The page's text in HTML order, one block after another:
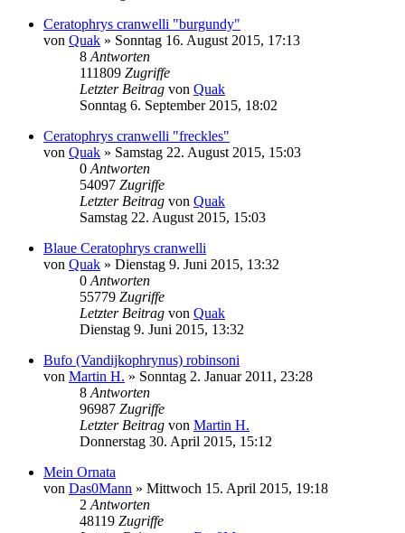
Ceratophrys cranwelli "burgundy"
von Quak » Sonntag 16. August 2015, 17:13
8 Antworten
111809 Zugriffe
Letzter Beitrag von Quak
Sonntag 6. September 2015, 18:02
Ceratophrys cranwelli "freckles"
von Quak » Samstag 22. August 2015, 15:03
0 Antworten
54097 Zugriffe
Letzter Beitrag von Quak
Samstag 22. August 2015, 15:03
Blaue Ceratophrys cranwelli
von Quak » Dienstag 9. Juni 2015, 13:32
0 Antworten
55779 Zugriffe
Letzter Beitrag von Quak
Dienstag 9. Juni 2015, 13:32
Bufo (Vandijkophrynus) robinsoni
von Martin H. » Sonntag 2. Januar 2011, 23:28
8 Antworten
96987 Zugriffe
Letzter Beitrag von Martin H.
Donnerstag 30. April 2015, 15:12
Mein Ornata
von Das0Mann » Mittwoch 15. April 2015, 19:18
2 Antworten
48119 Zugriffe